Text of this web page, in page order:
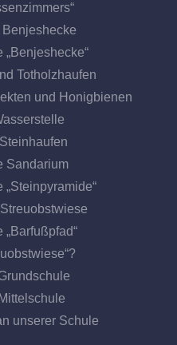
„Benjeshecke“
Totholzhaufen
und Honigbienen
Sandarium
„Steinpyramide“
„Barfußpfad“
unserer Schule